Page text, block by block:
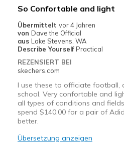
So Confortable and light
Übermittelt vor 4 Jahren
von Dave the Official
aus Lake Stevens, WA
Describe Yourself Practical
REZENSIERT BEI
skechers.com
I use these to officiate football,
school. Very confortable and
all types of conditions and
spend $140.00 for a pair of
better.
Übersetzung anzeigen